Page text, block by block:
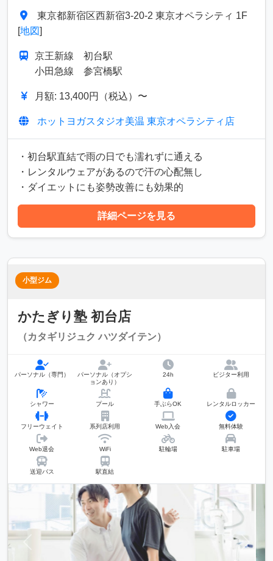
東京都新宿区西新宿3-20-2 東京オペラシティ 1F
[地図]
京王新線 初台駅
小田急線 参宮橋駅
月額: 13,400円（税込）〜
ホットヨガスタジオ美温 東京オペラシティ店
・初台駅直結で雨の日でも濡れずに通える
・レンタルウェアがあるので汗の心配無し
・ダイエットにも姿勢改善にも効果的
詳細ページを見る
小型ジム
かたぎり塾 初台店
（カタギリジュク ハツダイテン）
パーソナル（専門）
パーソナル（オプシ
ョンあり）
24h ビジター利用
シャワー プール 手ぶらOK レンタルロッカー
フリーウェイト 系列店利用 Web入会 無料体験
Web退会 WiFi 駐輪場 駐車場
送迎バス 駅直結
次へ